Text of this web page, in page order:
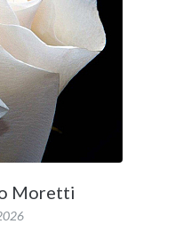
Moretti